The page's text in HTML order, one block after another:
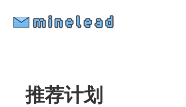
推荐计划